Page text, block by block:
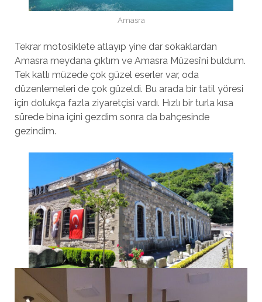
Amasra
Tekrar motosiklete atlayıp yine dar sokaklardan
Amasra meydana çıktım ve Amasra Müzesi’ni buldum.
Tek katlı müzede çok güzel eserler var, oda
düzenlemeleri de çok güzeldi. Bu arada bir tatil yöresi
için dolukça fazla ziyaretçisi vardı. Hızlı bir turla kısa
sürede bina içini gezdim sonra da bahçesinde
gezindim.